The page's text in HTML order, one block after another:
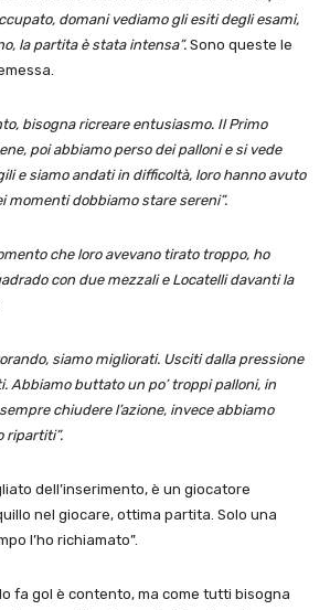
domani vediamo gli esiti degli esami,
la partita è stata intensa”. Sono queste le
bisogna ricreare entusiasmo. Il Primo
poi abbiamo perso dei palloni e si vede
e siamo andati in difficoltà, loro hanno avuto
momenti dobbiamo stare sereni”.
che loro avevano tirato troppo, ho
con due mezzali e Locatelli davanti la
siamo migliorati. Usciti dalla pressione
Abbiamo buttato un po’ troppi palloni, in
chiudere l’azione, invece abbiamo
ripartiti”.
dell’inserimento, è un giocatore
nel giocare, ottima partita. Solo una
l’ho richiamato”.
fa gol è contento, ma come tutti bisogna